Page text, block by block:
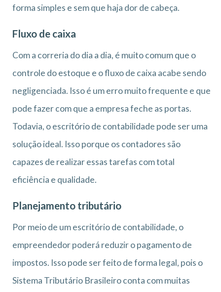
forma simples e sem que haja dor de cabeça.
Fluxo de caixa
Com a correria do dia a dia, é muito comum que o
controle do estoque e o fluxo de caixa acabe sendo
negligenciada. Isso é um erro muito frequente e que
pode fazer com que a empresa feche as portas.
Todavia, o escritório de contabilidade pode ser uma
solução ideal. Isso porque os contadores são
capazes de realizar essas tarefas com total
eficiência e qualidade.
Planejamento tributário
Por meio de um escritório de contabilidade, o
empreendedor poderá reduzir o pagamento de
impostos. Isso pode ser feito de forma legal, pois o
Sistema Tributário Brasileiro conta com muitas